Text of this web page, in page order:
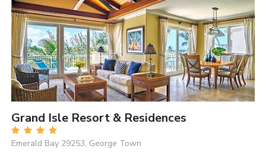
Grand Isle Resort & Residences
Emerald Bay 29253, George Town